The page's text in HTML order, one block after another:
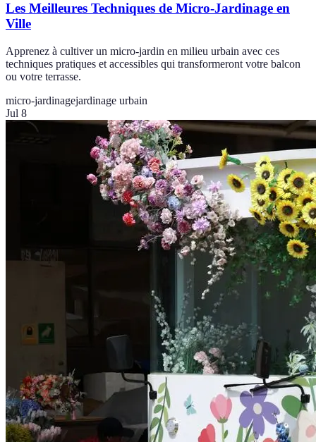
Les Meilleures Techniques de Micro-Jardinage en
Ville
Apprenez à cultiver un micro-jardin en milieu urbain avec ces
techniques pratiques et accessibles qui transformeront votre balcon
ou votre terrasse.
micro-jardinagejardinage urbain
Jul 8